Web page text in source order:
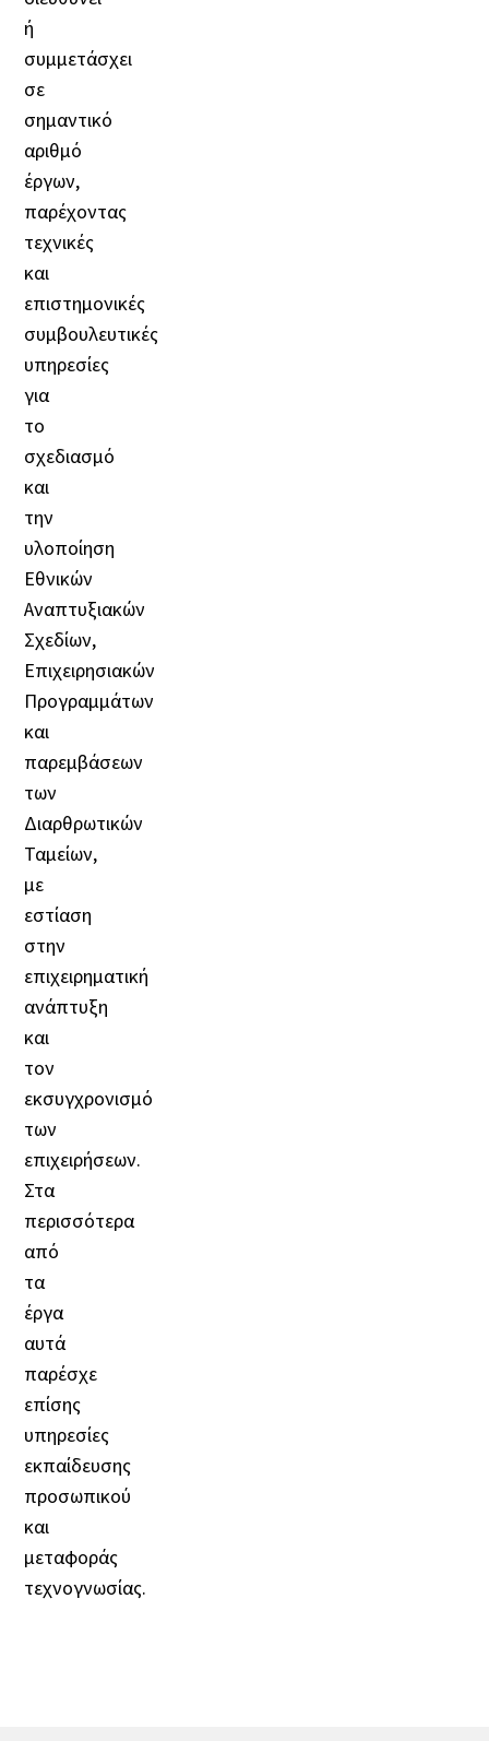
ή
συμμετάσχει
σε
σημαντικό
αριθμό
έργων,
παρέχοντας
τεχνικές
και
επιστημονικές
συμβουλευτικές
υπηρεσίες
για
το
σχεδιασμό
και
την
υλοποίηση
Εθνικών
Αναπτυξιακών
Σχεδίων,
Επιχειρησιακών
Προγραμμάτων
και
παρεμβάσεων
των
Διαρθρωτικών
Ταμείων,
με
εστίαση
στην
επιχειρηματική
ανάπτυξη
και
τον
εκσυγχρονισμό
των
επιχειρήσεων.
Στα
περισσότερα
από
τα
έργα
αυτά
παρέσχε
επίσης
υπηρεσίες
εκπαίδευσης
προσωπικού
και
μεταφοράς
τεχνογνωσίας.